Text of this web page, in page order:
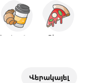
Նախաճաշ Պիցցա
Վերակայել